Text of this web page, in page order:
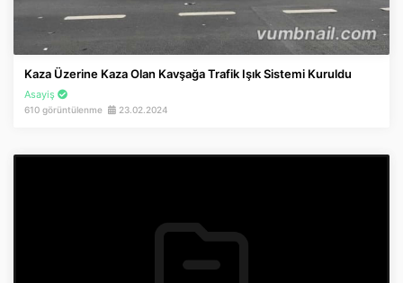
Kaza Üzerine Kaza Olan Kavşağa Trafik Işık Sistemi Kuruldu
Asayiş
610 görüntülenme 23.02.2024